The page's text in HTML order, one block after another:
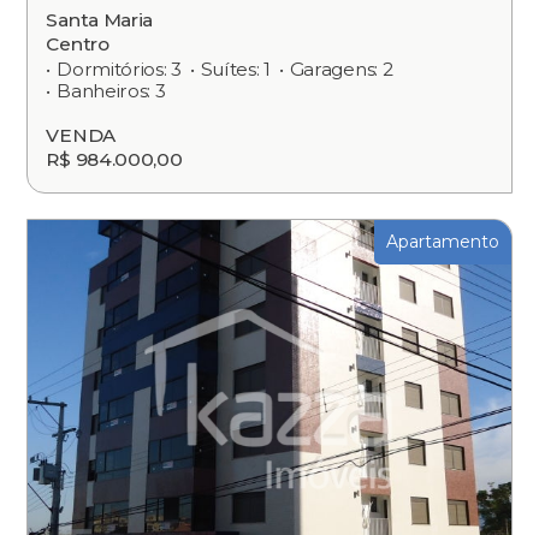
Santa Maria
Centro
Dormitórios: 3
Suítes: 1
Garagens: 2
Banheiros: 3
VENDA
R$ 984.000,00
Apartamento